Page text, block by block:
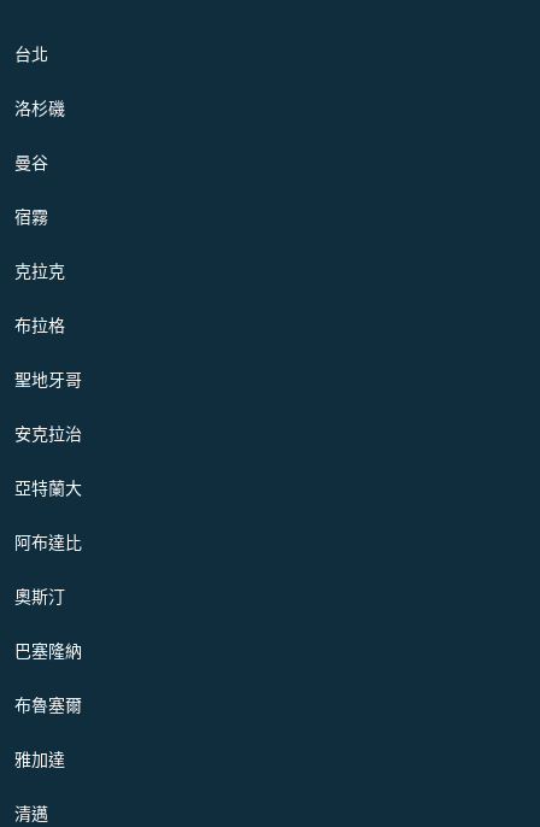
台北
洛杉磯
曼谷
宿霧
克拉克
布拉格
聖地牙哥
安克拉治
亞特蘭大
阿布達比
奧斯汀
巴塞隆納
布魯塞爾
雅加達
清邁